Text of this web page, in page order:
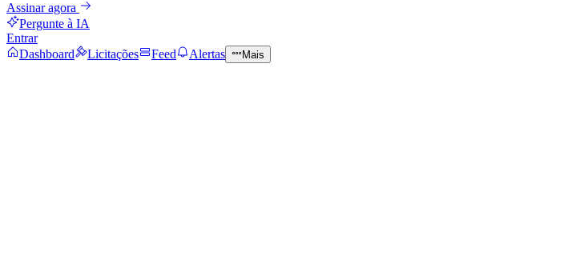
Assinar agora
Pergunte à IA
Entrar
Dashboard
Licitações Feed Alertas Mais